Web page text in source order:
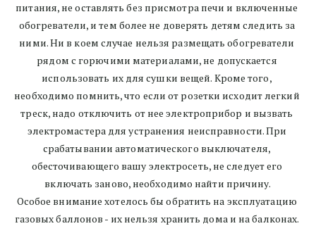
питания, не оставлять без присмотра печи и включенные
обогреватели, и тем более не доверять детям следить за
ними. Ни в коем случае нельзя размещать обогреватели
рядом с горючими материалами, не допускается
использовать их для сушки вещей. Кроме того,
необходимо помнить, что если от розетки исходит легкий
треск, надо отключить от нее электроприбор и вызвать
электромастера для устранения неисправности. При
срабатывании автоматического выключателя,
обесточивающего вашу электросеть, не следует его
включать заново, необходимо найти причину.
Особое внимание хотелось бы обратить на эксплуатацию
газовых баллонов - их нельзя хранить дома и на балконах.